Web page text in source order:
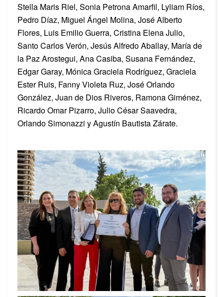
Stella Maris Riel, Sonia Petrona Amarfil, Lyliam Ríos,
Pedro Díaz, Miguel Ángel Molina, José Alberto
Flores, Luis Emilio Guerra, Cristina Elena Julio,
Santo Carlos Verón, Jesús Alfredo Aballay, María de
la Paz Arostegui, Ana Casiba, Susana Fernández,
Edgar Garay, Mónica Graciela Rodríguez, Graciela
Ester Ruis, Fanny Violeta Ruz, José Orlando
González, Juan de Dios Riveros, Ramona Giménez,
Ricardo Omar Pizarro, Julio César Saavedra,
Orlando Simonazzi y Agustín Bautista Zárate.